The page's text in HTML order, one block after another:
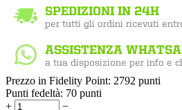
Prezzo in Fidelity Point: 2792 punti
Punti fedeltà: 70 punti
+
−